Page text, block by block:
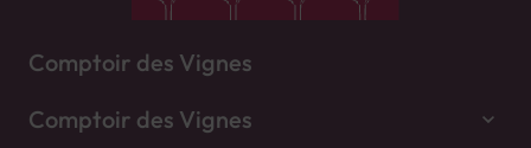
Comptoir des Vignes
Comptoir des Vignes